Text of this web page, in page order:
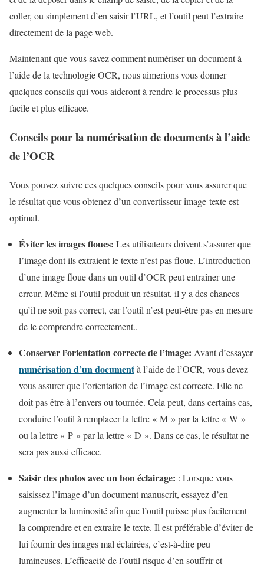
coller, ou simplement d’en saisir l’URL, et l’outil peut l’extraire
directement de la page web.
Maintenant que vous savez comment numériser un document à
l’aide de la technologie OCR, nous aimerions vous donner
quelques conseils qui vous aideront à rendre le processus plus
facile et plus efficace.
Conseils pour la numérisation de documents à l’aide
de l’OCR
Vous pouvez suivre ces quelques conseils pour vous assurer que
le résultat que vous obtenez d’un convertisseur image-texte est
optimal.
Éviter les images floues: Les utilisateurs doivent s’assurer que
l’image dont ils extraient le texte n’est pas floue. L’introduction
d’une image floue dans un outil d’OCR peut entraîner une
erreur. Même si l’outil produit un résultat, il y a des chances
qu’il ne soit pas correct, car l’outil n’est peut-être pas en mesure
de le comprendre correctement..
Conserver l’orientation correcte de l’image: Avant d’essayer
numérisation d’un documentà l’aide de l’OCR, vous devez
vous assurer que l’orientation de l’image est correcte. Elle ne
doit pas être à l’envers ou tournée. Cela peut, dans certains cas,
conduire l’outil à remplacer la lettre « M » par la lettre « W »
ou la lettre « P » par la lettre « D ». Dans ce cas, le résultat ne
sera pas aussi efficace.
Saisir des photos avec un bon éclairage: : Lorsque vous
saisissez l’image d’un document manuscrit, essayez d’en
augmenter la luminosité afin que l’outil puisse plus facilement
la comprendre et en extraire le texte. Il est préférable d’éviter de
lui fournir des images mal éclairées, c’est-à-dire peu
lumineuses. L’efficacité de l’outil risque d’en souffrir et